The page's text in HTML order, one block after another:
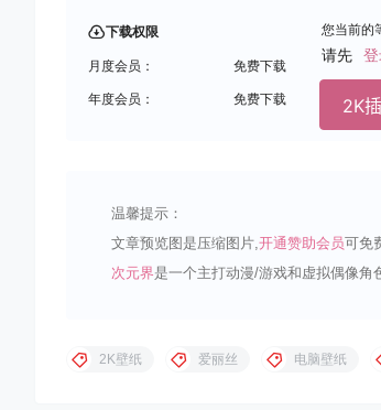
下载权限
月度会员： 免费下载
年度会员： 免费下载
您当前的
请先
2K
温馨提示：
文章预览图是压缩图片,开通赞助会员可免
次元界是一个主打动漫/游戏和虚拟偶像角
2K壁纸 爱丽丝 电脑壁纸